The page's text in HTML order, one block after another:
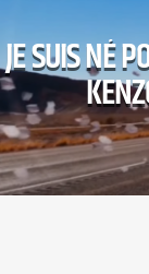
JE SUIS NÉ